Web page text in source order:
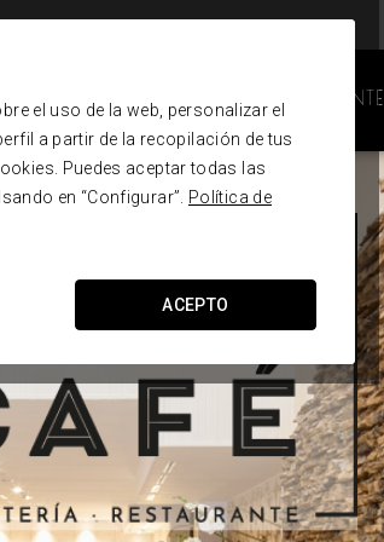
el uso de la web, personalizar el
a partir de la recopilación de tus
Puedes aceptar todas las
en “Configurar”. Política de
ACEPTO
MANIFIESTO CARTA EL RESTAURANTE